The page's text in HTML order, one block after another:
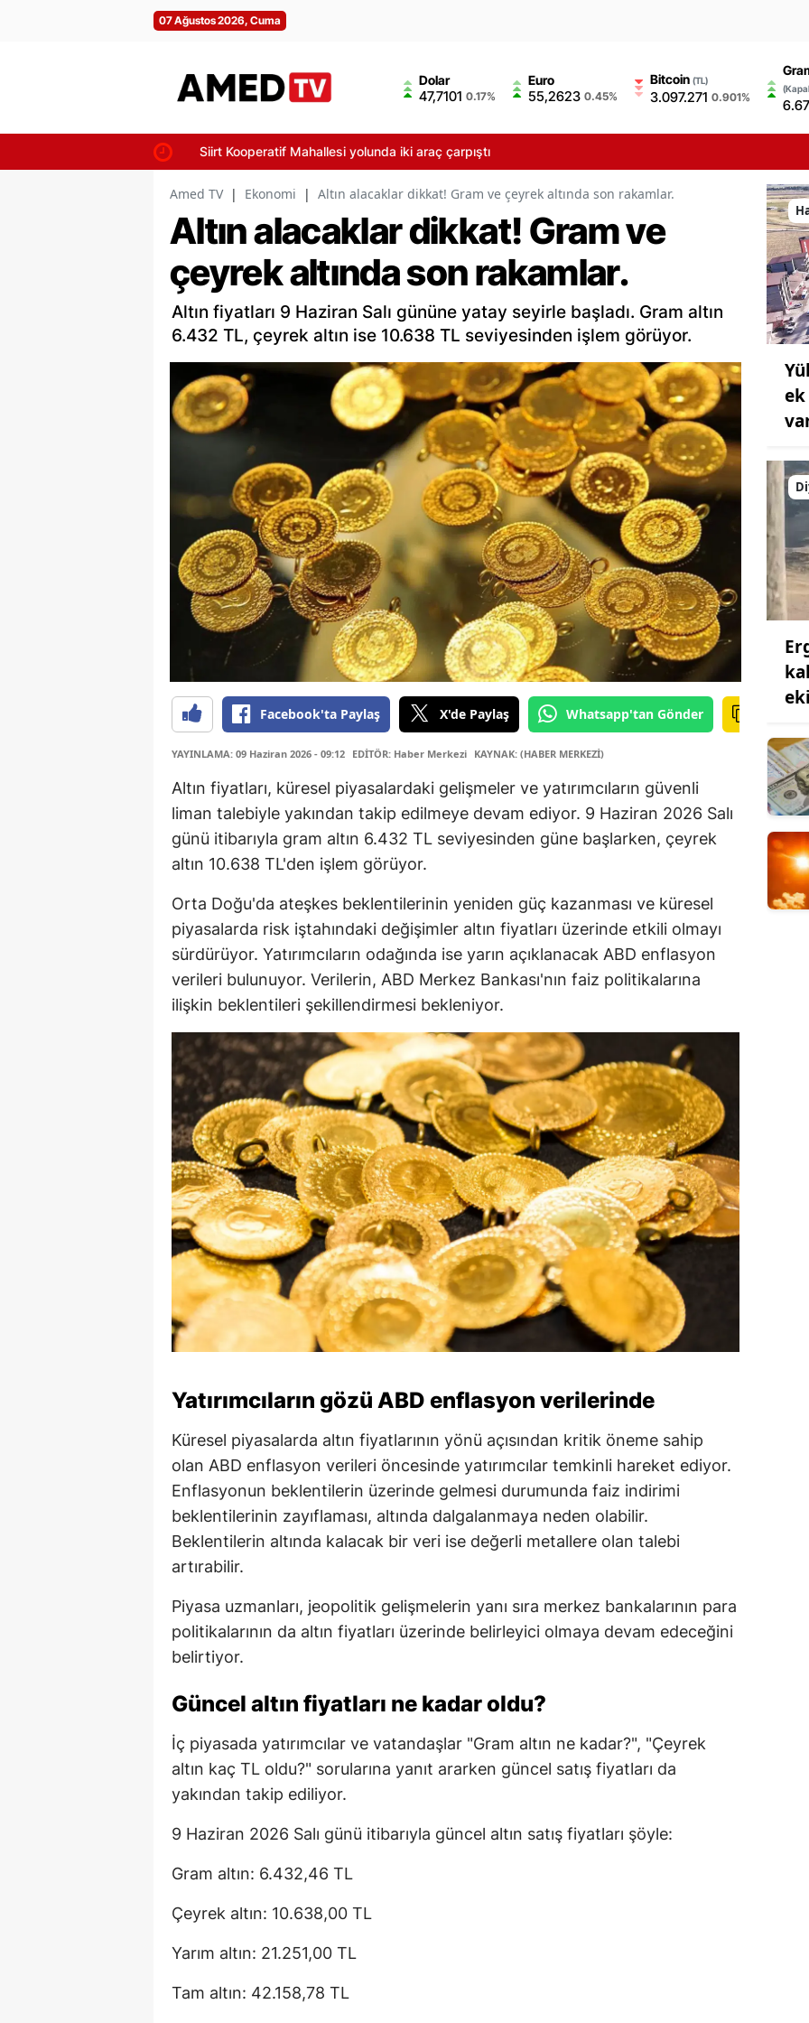
07 Ağustos 2026, Cuma
Dolar
47,7101 0.17%
Euro
55,2623 0.45%
Bitcoin (TL)
3.097.271 0.901%
Siirt Kooperatif Mahallesi yolunda iki araç çarpıştı
Amed TV | Ekonomi | Altın alacaklar dikkat! Gram ve çeyrek altında son rakamlar.
Altın alacaklar dikkat! Gram ve
çeyrek altında son rakamlar.
Altın fiyatları 9 Haziran Salı gününe yatay seyirle başladı. Gram altın
6.432 TL, çeyrek altın ise 10.638 TL seviyesinden işlem görüyor.
Facebook'ta Paylaş X'de Paylaş Whatsapp'tan Gönder
YAYINLAMA: 09 Haziran 2026 - 09:12 EDİTÖR: Haber Merkezi KAYNAK: (HABER MERKEZİ)
Altın fiyatları, küresel piyasalardaki gelişmeler ve yatırımcıların güvenli
liman talebiyle yakından takip edilmeye devam ediyor. 9 Haziran 2026 Salı
günü itibarıyla gram altın 6.432 TL seviyesinden güne başlarken, çeyrek
altın 10.638 TL'den işlem görüyor.
Orta Doğu'da ateşkes beklentilerinin yeniden güç kazanması ve küresel
piyasalarda risk iştahındaki değişimler altın fiyatları üzerinde etkili olmayı
sürdürüyor. Yatırımcıların odağında ise yarın açıklanacak ABD enflasyon
verileri bulunuyor. Verilerin, ABD Merkez Bankası'nın faiz politikalarına
ilişkin beklentileri şekillendirmesi bekleniyor.
Yatırımcıların gözü ABD enflasyon verilerinde
Küresel piyasalarda altın fiyatlarının yönü açısından kritik öneme sahip
olan ABD enflasyon verileri öncesinde yatırımcılar temkinli hareket ediyor.
Enflasyonun beklentilerin üzerinde gelmesi durumunda faiz indirimi
beklentilerinin zayıflaması, altında dalgalanmaya neden olabilir.
Beklentilerin altında kalacak bir veri ise değerli metallere olan talebi
artırabilir.
Piyasa uzmanları, jeopolitik gelişmelerin yanı sıra merkez bankalarının para
politikalarının da altın fiyatları üzerinde belirleyici olmaya devam edeceğini
belirtiyor.
Güncel altın fiyatları ne kadar oldu?
İç piyasada yatırımcılar ve vatandaşlar "Gram altın ne kadar?", "Çeyrek
altın kaç TL oldu?" sorularına yanıt ararken güncel satış fiyatları da
yakından takip ediliyor.
9 Haziran 2026 Salı günü itibarıyla güncel altın satış fiyatları şöyle:
Gram altın: 6.432,46 TL
Çeyrek altın: 10.638,00 TL
Yarım altın: 21.251,00 TL
Tam altın: 42.158,78 TL
ek